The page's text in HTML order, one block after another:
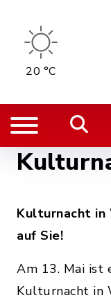
20 °C
Kulturnacht in
auf Sie!
Am 13. Mai ist
Kulturnacht in